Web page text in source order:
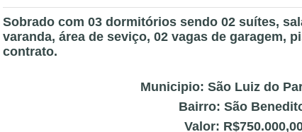
Sobrado com 03 dormitórios sendo 02 suítes,
varanda, área de seviço, 02 vagas de garagem,
contrato.
Municipio: São Luiz do
Bairro: São
Valor: